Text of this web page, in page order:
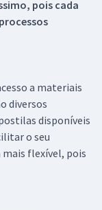
pois cada
a materiais
diversos
disponíveis
o seu
flexível, pois